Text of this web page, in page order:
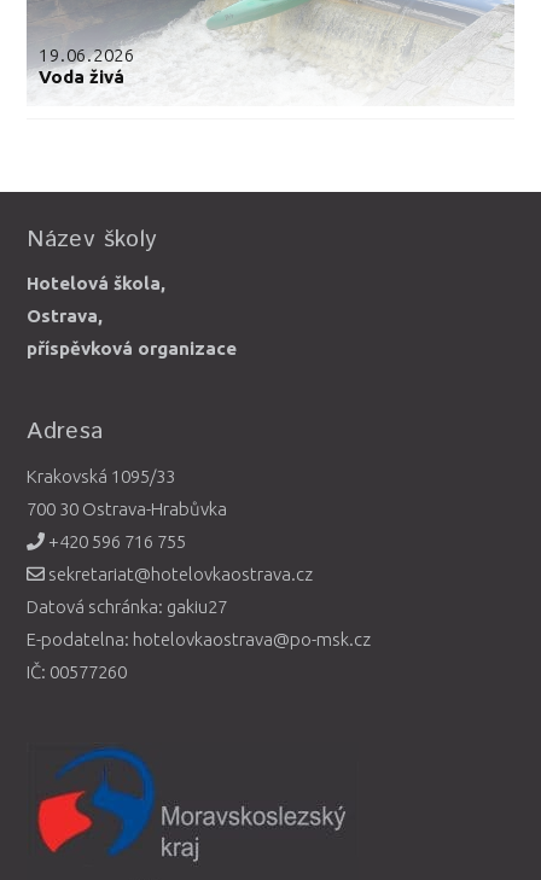
19.06.2026
Voda živá
Název školy
Hotelová škola,
Ostrava,
příspěvková organizace
Adresa
Krakovská 1095/33
700 30 Ostrava-Hrabůvka
+420 596 716 755
sekretariat@hotelovkaostrava.cz
Datová schránka: gakiu27
E-podatelna: hotelovkaostrava@po-msk.cz
IČ: 00577260